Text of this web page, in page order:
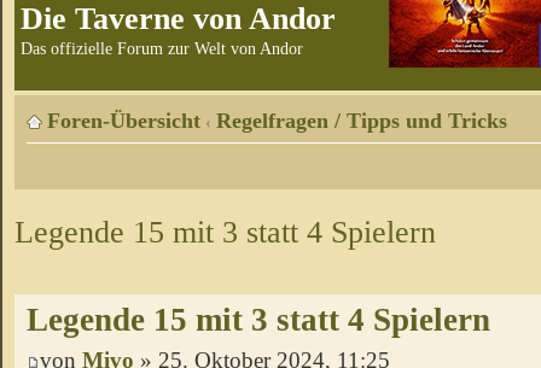
Die Taverne von Andor
Das offizielle Forum zur Welt von Andor
Foren-Übersicht ‹ Regelfragen / Tipps und Tricks
Legende 15 mit 3 statt 4 Spielern
Legende 15 mit 3 statt 4 Spielern
von Mivo » 25. Oktober 2024, 11:25